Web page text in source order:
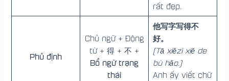
rất đẹp.
Phủ định
Chủ ngữ + Động
từ + 得 + 不 +
Bổ ngữ trạng
thái
他写字写得不
好。
(Tā xiězì xiě de
bù hǎo.)
Anh ấy viết chữ